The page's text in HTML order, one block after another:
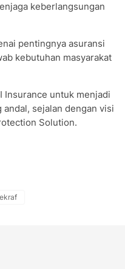
keberlangsungan
pentingnya asuransi
kebutuhan masyarakat
Insurance untuk menjadi
sejalan dengan visi
Solution.